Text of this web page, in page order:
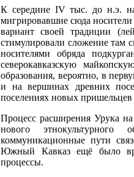
К середине IV тыс. до н.э. на
мигрировавшие сюда
вариант своей традиции
стимулировали сложение там
носителями обряда
северокавказскую
образования, вероятно, в
и на вершинах древних
поселениях новых пришельцев
Процесс расширения Урука
нового этнокультурного
коммуникационные пути
Южный Кавказ ещё было
процессы.